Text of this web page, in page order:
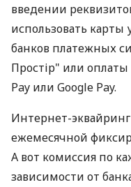
введении
использовать
банков платежных
Простір" или
Pay или Google Pay.
Интернет-
ежемесячной
А вот комиссия по
зависимости от